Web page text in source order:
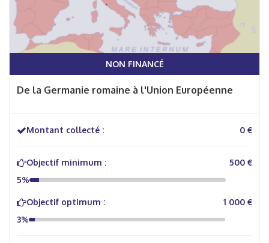
NON FINANCÉ
De la Germanie romaine à l'Union Européenne
Montant collecté : 0 €
Objectif minimum :
500 €
5%
Objectif optimum :
1 000 €
3%